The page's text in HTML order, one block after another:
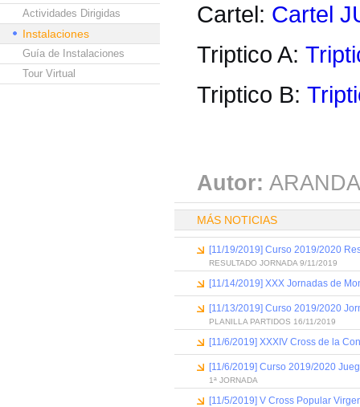
Actividades Dirigidas
Instalaciones
Guía de Instalaciones
Tour Virtual
Cartel: Cartel
Triptico A:
Triptico B:
Autor:
MÁS NOTICIAS
[11/19/2019] Curso 2019/2020
RESULTADO JORNADA 9/11/2019
[11/14/2019] XXX Jornadas de
[11/13/2019] Curso 2019/2020
PLANILLA PARTIDOS 16/11/2019
[11/6/2019] XXXIV Cross de la
[11/6/2019] Curso 2019/2020
1ª JORNADA
[11/5/2019] V Cross Popular